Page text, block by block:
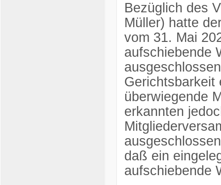
Bezüglich des
Müller) hatte
vom 31. Mai
aufschiebende
Gerichtsbarkeit
überwiegende
erkannten
daß ein
aufschiebende